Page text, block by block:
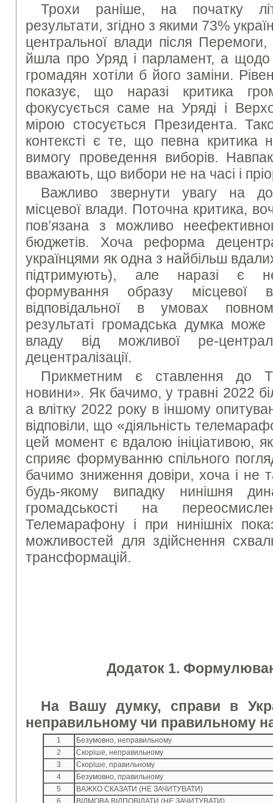
Трохи раніше, на початку
результати, згідно з якими 73%
центральної влади після
йшла про Уряд і парламент, а
громадян хотіли б його заміни.
показує, що наразі критика
фокусується саме на Уряді і
мірою стосується Президента.
контексті є те, що певна критика
вимогу проведення виборів.
вважають, що вибори не на часі і
Важливо звернути увагу на
місцевої влади. Поточна критика,
пов’язана з можливо
бюджетів. Хоча реформа
українцями як одна з найбільш
підтримують), але наразі є
формування образу
відповідальної в умовах
результаті громадська думка
владу від можливої ре-
децентралізації.
Прикметним є ставлення до
новини». Як бачимо, у травні 2022
а влітку 2022 року в іншому
відповіли, що «діяльність
цей момент є вдалою ініціативою,
сприяє формуванню спільного
бачимо зниження довіри, хоча і не
будь-якому випадку нинішня
громадськості на
Телемарафону і при нинішніх
можливостей для здійснення
трансформацій.
Додаток 1.
На Вашу думку, справи в
неправильному чи правильному
1
Безумовно, неправильному
2
Скоріше, неправильному
3
Скоріше, правильному
4
Безумовно, правильному
5
ВАЖКО СКАЗАТИ (НЕ ЗАЧИТУВАТИ)
6
ВІДМОВА ВІДПОВІДАТИ (НЕ ЗАЧИТУВАТИ)